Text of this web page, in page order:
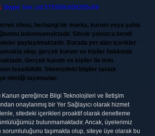
Skype: live:.cid.575569c608265c69
sitesi, herhangi bir marka, kurum veya şahıs
bulunmamaktadır. Sitede yalnızca kendi
paylaşılmaktadır. Burada yer alan içerikler
olup, gerçek kurum ve kişiler hakkında
Gerçek kurum ve kişiler ile isim
tesadüfidir. Sitemizdeki bilgiler taslak
niteliği taşımazlar.
Kanun gereğince Bilgi Teknolojileri ve İletişim
onaylanmış bir Yer Sağlayıcı olarak hizmet
sitedeki içerikleri proaktif olarak denetleme
bulunmamaktadır. Ancak, üyelerimiz
sorumluluğunu taşımakta olup, siteye üye olarak bu